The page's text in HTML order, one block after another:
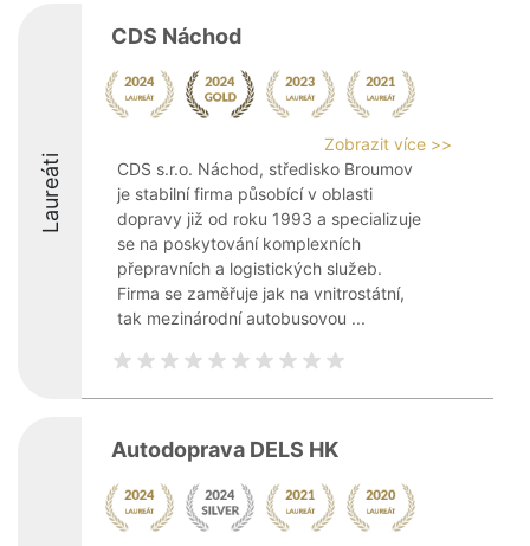
Laureáti
CDS Náchod
Zobrazit více >>
CDS s.r.o. Náchod, středisko Broumov
je stabilní firma působící v oblasti
dopravy již od roku 1993 a specializuje
se na poskytování komplexních
přepravních a logistických služeb.
Firma se zaměřuje jak na vnitrostátní,
tak mezinárodní autobusovou ...
Autodoprava DELS HK